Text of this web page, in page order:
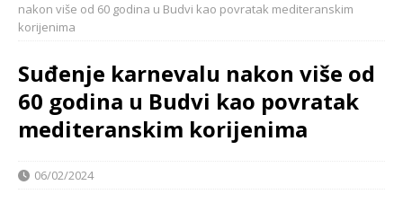
nakon više od 60 godina u Budvi kao povratak mediteranskim
korijenima
Suđenje karnevalu nakon više od
60 godina u Budvi kao povratak
mediteranskim korijenima
06/02/2024